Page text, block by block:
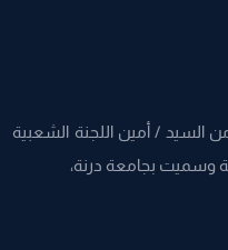
السيد / أمين اللجنة الشعبية